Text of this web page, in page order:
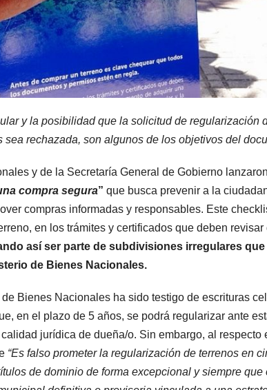
y la posibilidad que la solicitud de regularización
rechazada, son algunos de los objetivos del
y de la Secretaría General de Gobierno
compra segura” que busca prevenir a la
compras informadas y responsables. Este
en los trámites y certificados que deben
así ser parte de subdivisiones irregulares
de Bienes Nacionales.
Bienes Nacionales ha sido testigo de escrituras
en el plazo de 5 años, se podrá regularizar ante
jurídica de dueña/o. Sin embargo, al respecto
“Es falso prometer la regularización de terrenos en
de dominio de forma excepcional y siempre